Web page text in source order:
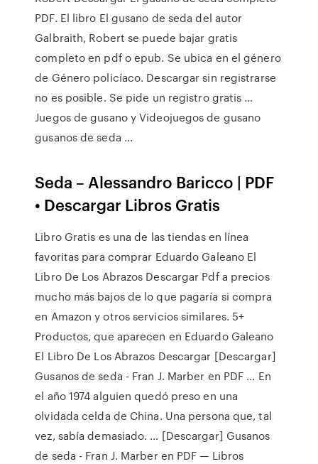
PDF. El libro El gusano de seda del autor
Galbraith, Robert se puede bajar gratis
completo en pdf o epub. Se ubica en el género
de Género policíaco. Descargar sin registrarse
no es posible. Se pide un registro gratis …
Juegos de gusano y Videojuegos de gusano
gusanos de seda ...
Seda – Alessandro Baricco | PDF
• Descargar Libros Gratis
Libro Gratis es una de las tiendas en línea
favoritas para comprar Eduardo Galeano El
Libro De Los Abrazos Descargar Pdf a precios
mucho más bajos de lo que pagaría si compra
en Amazon y otros servicios similares. 5+
Productos, que aparecen en Eduardo Galeano
El Libro De Los Abrazos Descargar [Descargar]
Gusanos de seda - Fran J. Marber en PDF ... En
el año 1974 alguien quedó preso en una
olvidada celda de China. Una persona que, tal
vez, sabía demasiado. … [Descargar] Gusanos
de seda - Fran J. Marber en PDF — Libros